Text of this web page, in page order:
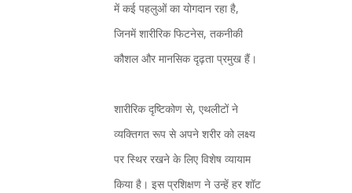
में कई पहलुओं का योगदान रहा है,
जिनमें शारीरिक फिटनेस, तकनीकी
कौशल और मानसिक दृढ़ता प्रमुख हैं।
शारीरिक दृष्टिकोण से, एथलीटों ने
व्यक्तिगत रूप से अपने शरीर को लक्ष्य
पर स्थिर रखने के लिए विशेष व्यायाम
किया है। इस प्रशिक्षण ने उन्हें हर शॉट